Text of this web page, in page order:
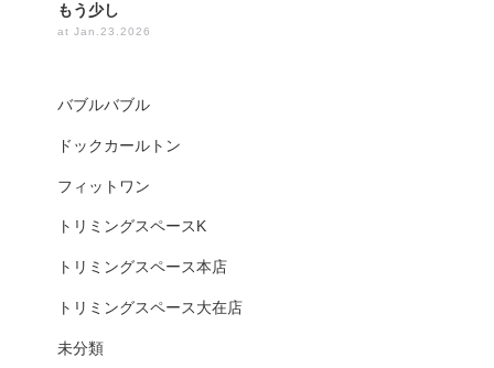
バブルバブル
ドックカールトン
フィットワン
トリミングスペースK
トリミングスペース本店
トリミングスペース大在店
未分類
もう少し
at Jan.23.2026